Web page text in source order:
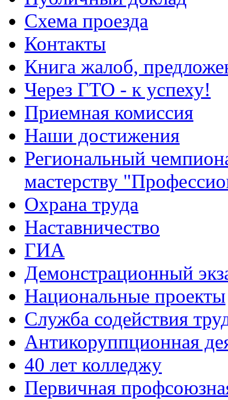
Схема проезда
Контакты
Книга жалоб,
Через ГТО - к успеху!
Приемная комиссия
Наши достижения
Региональный
мастерству
Охрана труда
Наставничество
ГИА
Демонстрационный
Национальные проекты
Служба содействия
Антикоруппционная
40 лет колледжу
Первичная